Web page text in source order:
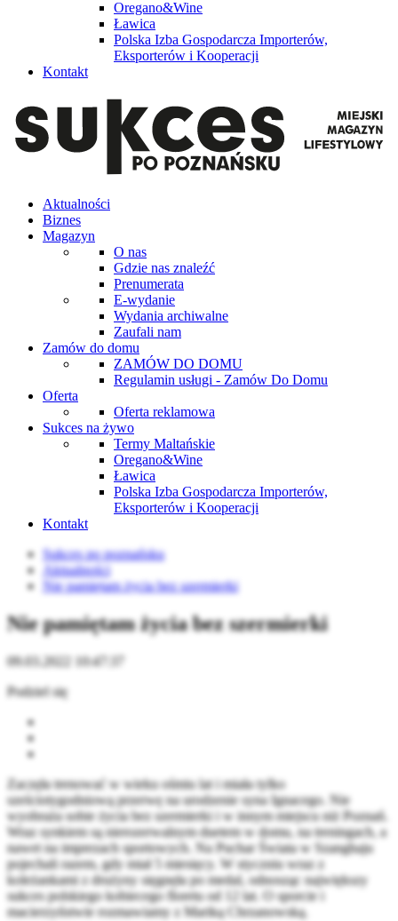
Oregano&Wine
Ławica
Polska Izba Gospodarcza Importerów,
Eksporterów i Kooperacji
Kontakt
Aktualności
Biznes
Magazyn
O nas
Gdzie nas znaleźć
Prenumerata
E-wydanie
Wydania archiwalne
Zaufali nam
Zamów do domu
ZAMÓW DO DOMU
Regulamin usługi - Zamów Do Domu
Oferta
Oferta reklamowa
Sukces na żywo
Termy Maltańskie
Oregano&Wine
Ławica
Polska Izba Gospodarcza Importerów,
Eksporterów i Kooperacji
Kontakt
Sukces po poznańsku
Aktualności
Nie pamiętam życia bez szermierki
Nie pamiętam życia bez szermierki
09.03.2022 10:47:37
Podziel się
Zaczęła trenować w wieku ośmiu lat i miała tylko
sześciotygodniową przerwę na urodzenie syna Ignacego. Nie
wyobraża sobie życia bez szermierki i w innym miejscu niż Poznań.
Wraz synkiem są nierozerwalnym duetem w domu, na treningach, a
nawet na imprezach sportowych. Na Puchar Świata w Szanghaju
pojechali razem, gdy miał 5 miesięcy. W styczniu wraz z
koleżankami z drużyny sięgnęła po medal, odnosząc największy
sukces polskiego kobiecego floretu od 12 lat. O sporcie i
macierzyństwie rozmawiamy z Mariką Chrzanowską.